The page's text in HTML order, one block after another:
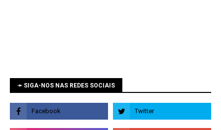
➛ SIGA-NOS NAS REDES SOCIAIS